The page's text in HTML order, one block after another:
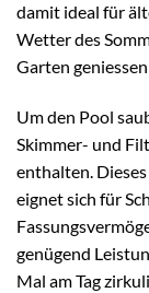
damit ideal für
Wetter des
Garten
Um den Pool
Skimmer- und
enthalten.
eignet sich für
genügend
Mal am Tag